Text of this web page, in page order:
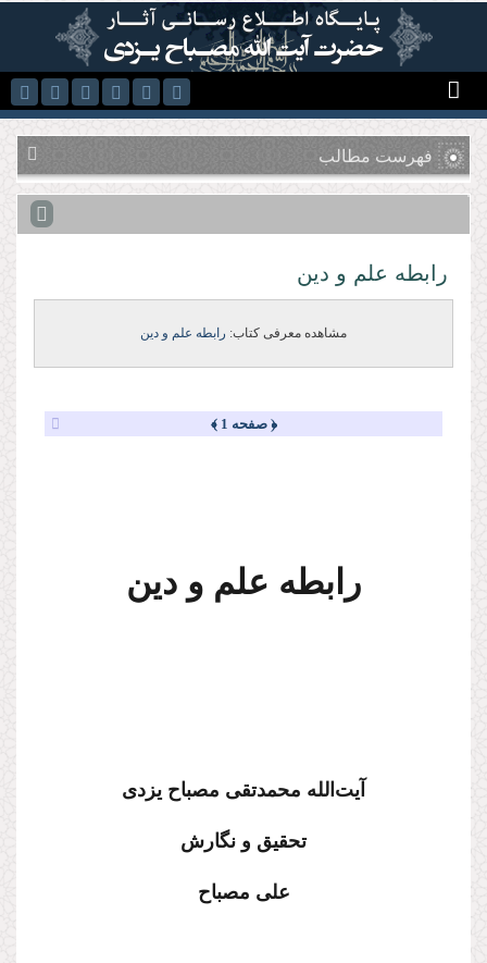
رفتن به محتوای اصلی
فهرست مطالب
رابطه علم و دین
مشاهده معرفی کتاب: رابطه علم و دین
﴿ صفحه 1 ﴾
رابطه‌ علم و دین
آیت‌الله محمدتقی مصباح یزدی
تحقیق و نگارش
علی مصباح